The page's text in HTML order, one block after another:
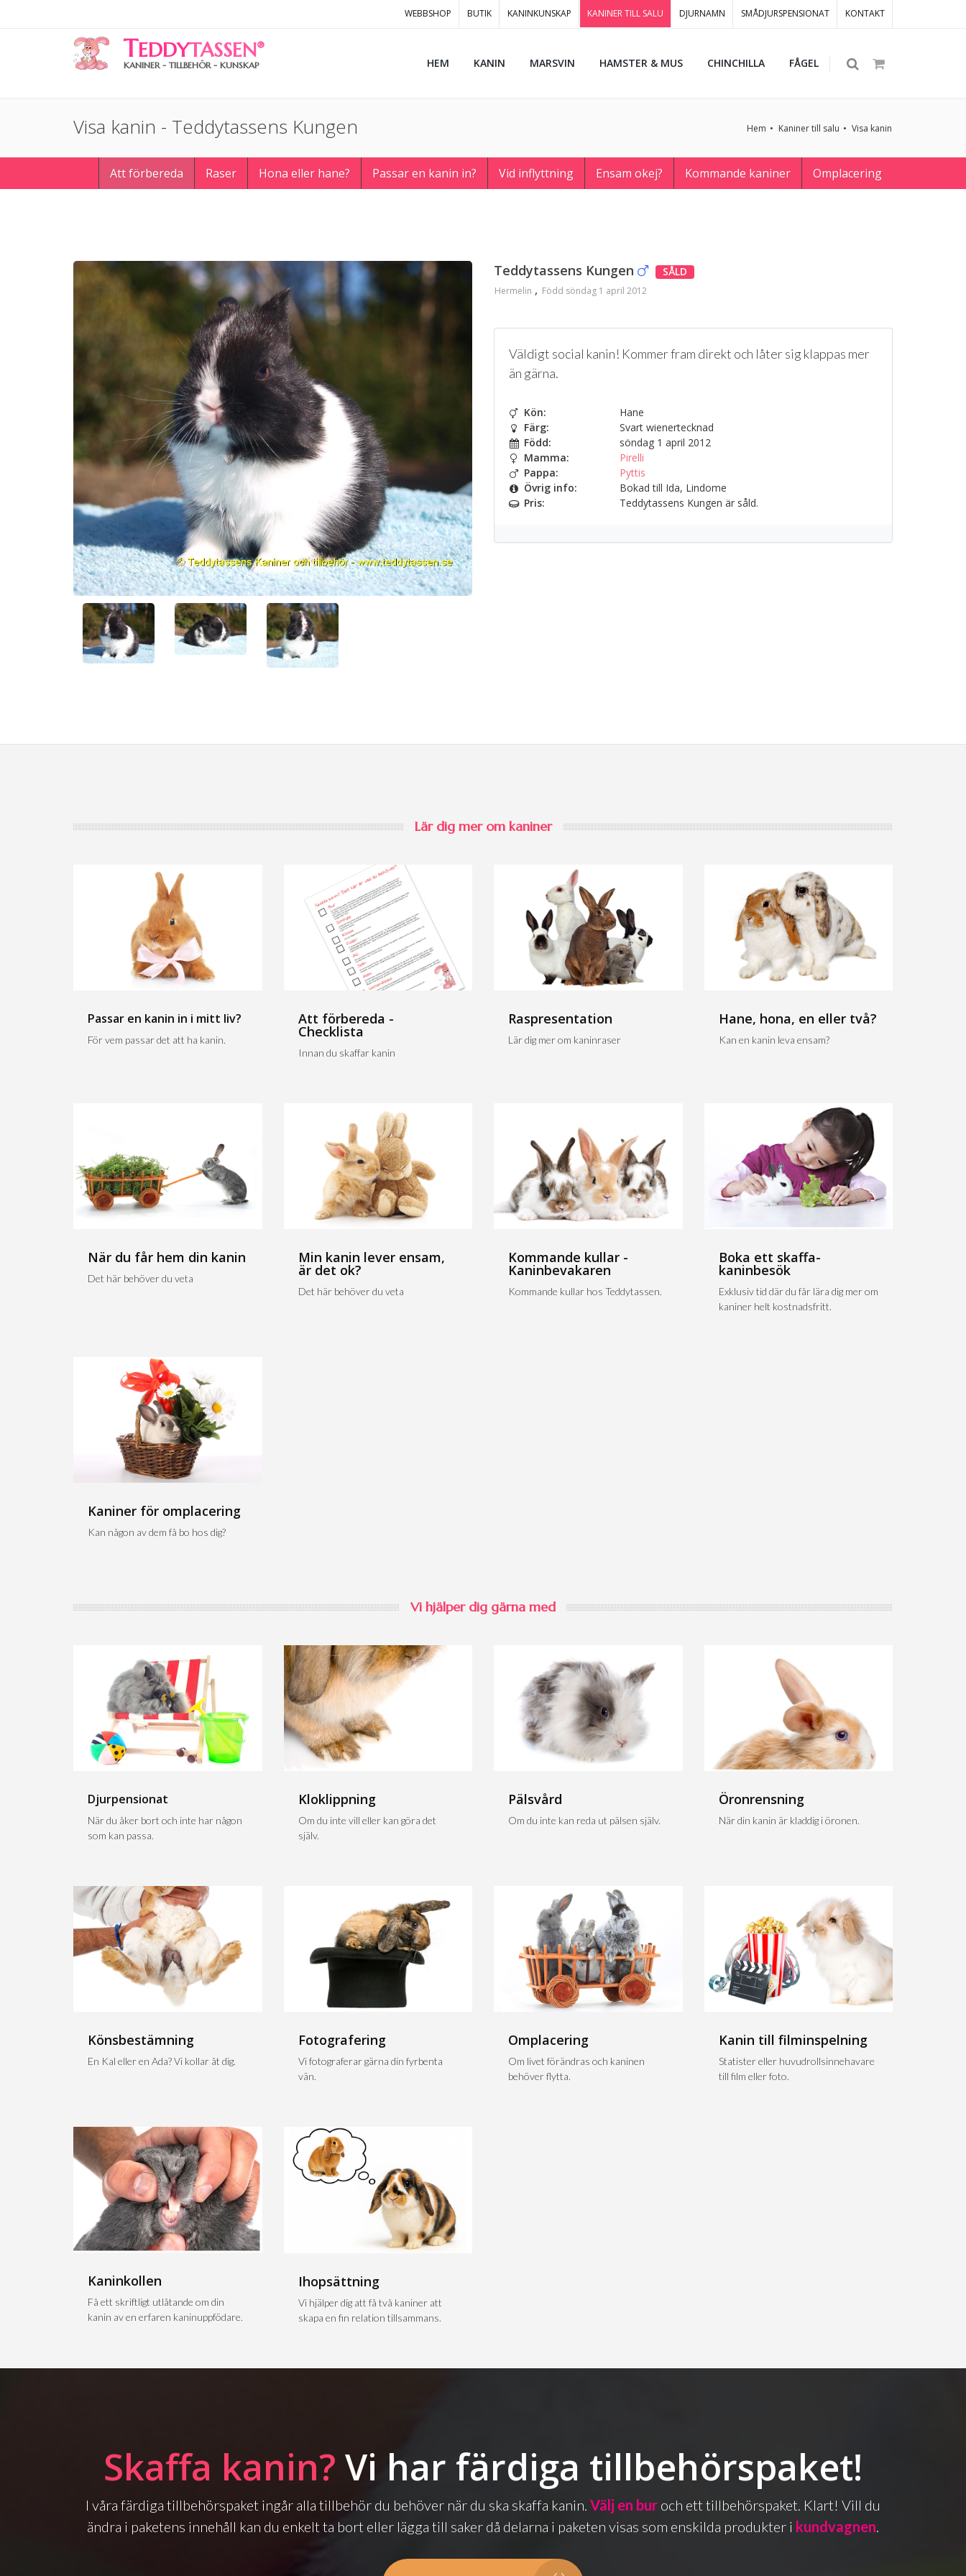
WEBBSHOP BUTIK KANINKUNSKAP KANINER TILL SALU DJURNAMN SMÅDJURSPENSIONAT KONTAKT
TEDDYTASSEN®
KANINER - TILLBEHÖR - KUNSKAP HEM KANIN MARSVIN HAMSTER & MUS CHINCHILLA FÅGEL
Visa kanin - Teddytassens Kungen Hem Kaniner till salu Visa kanin
Att förbereda Raser Hona eller hane? Passar en kanin in? Vid inflyttning Ensam okej? Kommande kaniner Omplacering
Teddytassens Kungen SÅLD
Hermelin Född söndag 1 april 2012
Väldigt social kanin! Kommer fram direkt och låter sig klappas mer
än gärna.
Kön:
Hane
Färg:
Svart wienertecknad
Född:
söndag 1 april 2012
Mamma:
Pirelli
Pappa:
Pyttis
Övrig info:
Bokad till Ida, Lindome
Pris:
Teddytassens Kungen är såld.
Lär dig mer om kaniner
Passar en kanin in i mitt liv?
För vem passar det att ha kanin.
Att förbereda -
Checklista
Innan du skaffar kanin
Raspresentation
Lär dig mer om kaninraser
Hane, hona, en eller två?
Kan en kanin leva ensam?
När du får hem din kanin
Det här behöver du veta
Min kanin lever ensam,
är det ok?
Det här behöver du veta
Kommande kullar -
Kaninbevakaren
Kommande kullar hos Teddytassen.
Boka ett skaffa-
kaninbesök
Exklusiv tid där du får lära dig mer om
kaniner helt kostnadsfritt.
Kaniner för omplacering
Kan någon av dem få bo hos dig?
Vi hjälper dig gärna med
Djurpensionat
När du åker bort och inte har någon
som kan passa.
Kloklippning
Om du inte vill eller kan göra det
själv.
Pälsvård
Om du inte kan reda ut pälsen själv.
Öronrensning
När din kanin är kladdig i öronen.
Könsbestämning
En Kal eller en Ada? Vi kollar åt dig.
Fotografering
Vi fotograferar gärna din fyrbenta
vän.
Omplacering
Om livet förändras och kaninen
behöver flytta.
Kanin till filminspelning
Statister eller huvudrollsinnehavare
till film eller foto.
Kaninkollen
Få ett skriftligt utlåtande om din
kanin av en erfaren kaninuppfödare.
Ihopsättning
Vi hjälper dig att få två kaniner att
skapa en fin relation tillsammans.
Skaffa kanin? Vi har färdiga tillbehörspaket!
I våra färdiga tillbehörspaket ingår alla tillbehör du behöver när du ska skaffa kanin. Välj en bur och ett tillbehörspaket. Klart! Vill du
ändra i paketens innehåll kan du enkelt ta bort eller lägga till saker då delarna i paketen visas som enskilda produkter i kundvagnen